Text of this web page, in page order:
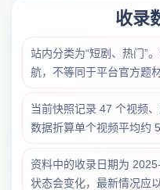
收录
站内分类为“短剧、热门”
航，不等同于平台官方题材
当前快照记录 47 个视频
数据折算单个视频平均约
资料中的收录日期为
状态会变化，最新情况应